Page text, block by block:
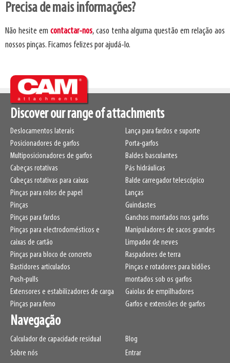
Precisa de mais informações?
Não hesite em contactar-nos, caso tenha alguma questão em relação aos
nossos pinças. Ficamos felizes por ajudá-lo.
Discover our range of attachments
Deslocamentos laterais
Posicionadores de garfos
Multiposicionadores de garfos
Cabeças rotativas
Cabeças rotativas para caixas
Pinças para rolos de papel
Pinças
Pinças para fardos
Pinças para electrodomésticos e
caixas de cartão
Pinças para bloco de concreto
Bastidores articulados
Push-pulls
Extensores e estabilizadores de carga
Pinças para feno
Lança para fardos e suporte
Porta-garfos
Baldes basculantes
Pás hidráulicas
Balde carregador telescópico
Lanças
Guindastes
Ganchos montados nos garfos
Manipuladores de sacos grandes
Limpador de neves
Raspadores de terra
Pinças e rotadores para bidões
montados sob os garfos
Gaiolas de empilhadores
Garfos e extensões de garfos
Navegação
Calculador de capacidade residual
Sobre nós
Blog
Entrar